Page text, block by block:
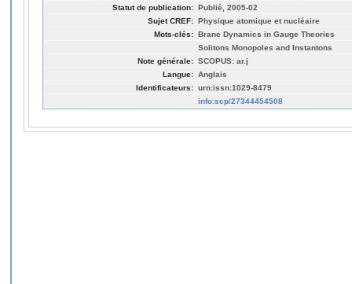
Statut de publication: Publié, 2005-02
Sujet CREF: Physique atomique et nucléaire
Mots-clés: Brane Dynamics in Gauge Theories
Solitons Monopoles and Instantons
Note générale: SCOPUS: ar.j
Langue: Anglais
Identificateurs: urn:issn:1029-8479
info:scp/27344454508